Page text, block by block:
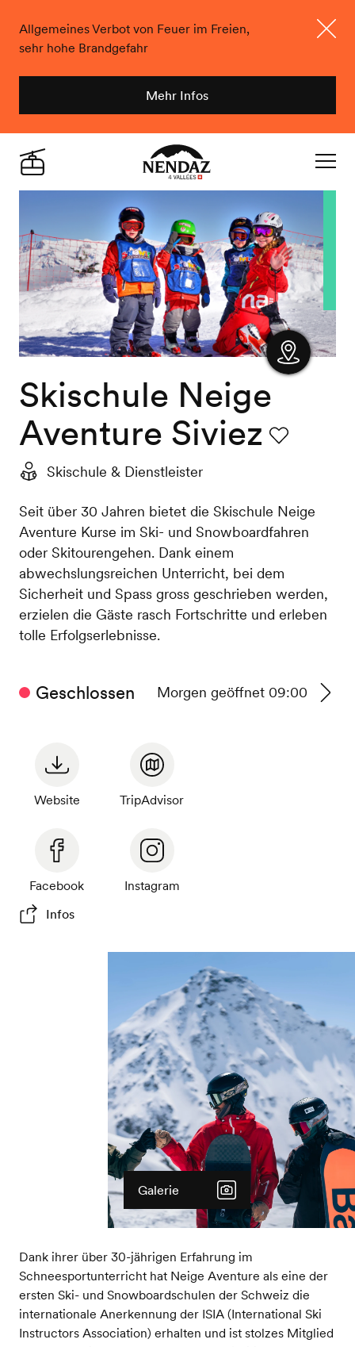
Allgemeines Verbot von Feuer im Freien,
sehr hohe Brandgefahr
Mehr Infos
Nendaz
Live
Skischule Neige
Aventure Siviez
Skischule & Dienstleister
Seit über 30 Jahren bietet die Skischule Neige
Aventure Kurse im Ski- und Snowboardfahren
oder Skitourengehen. Dank einem
abwechslungsreichen Unterricht, bei dem
Sicherheit und Spass gross geschrieben werden,
erzielen die Gäste rasch Fortschritte und erleben
tolle Erfolgserlebnisse.
Geschlossen Morgen geöffnet 09:00
Website TripAdvisor
Facebook
Instagram
Infos
Galerie
Dank ihrer über 30-jährigen Erfahrung im
Schneesportunterricht hat Neige Aventure als eine der
ersten Ski- und Snowboardschulen der Schweiz die
internationale Anerkennung der ISIA (International Ski
Instructors Association) erhalten und ist stolzes Mitglied